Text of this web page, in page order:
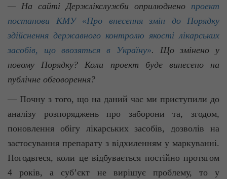
— На сайті Держлікслужби оприлюднено проект
постанови КМУ «Про внесення змін до Порядку
здійснення державного контролю якості лікарських
засобів, що ввозяться в Україну». Що змінено у
новому Порядку? Коли проект буде винесено на
публічне обговорення?
— Почну з того, що на даний час ми приступили до
аналізу розпоряджень про заборони та, згодом,
поновлення обігу лікарських засобів, дозволів на
застосування препарату з відхиленням у маркуванні.
Погодьтеся, коли це відбувається постійно протягом
4 років, а суб’єкт не вирішує проблему, то у